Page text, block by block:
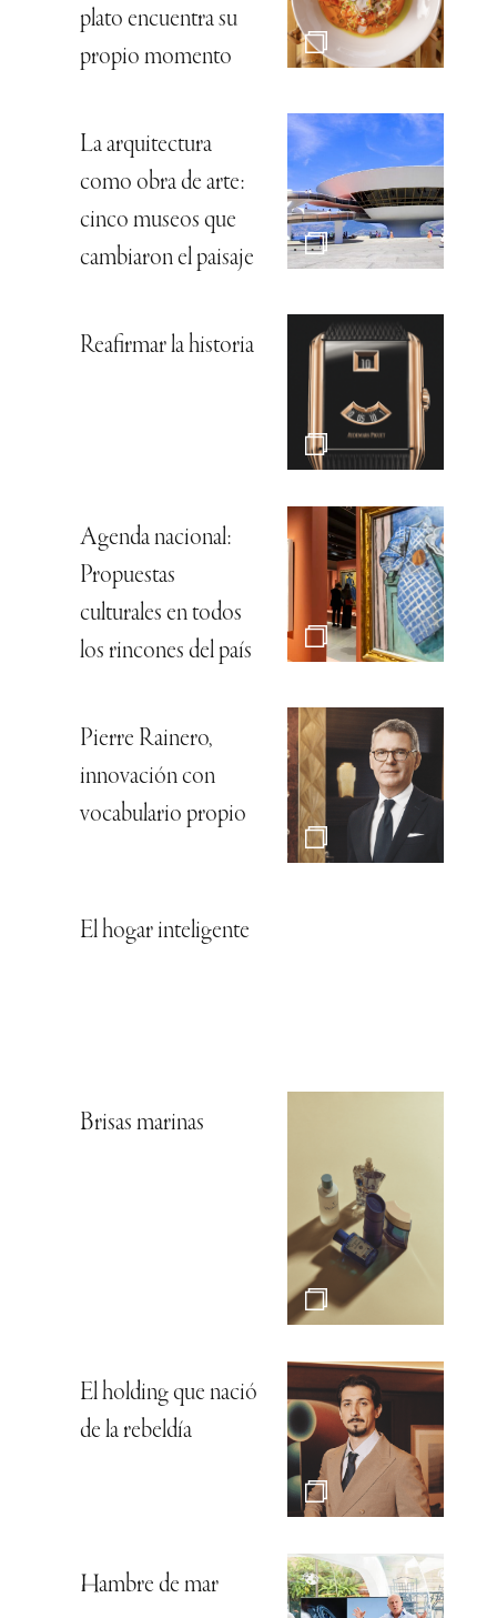
plato encuentra su
propio momento
La arquitectura
como obra de arte:
cinco museos que
cambiaron el paisaje
Reafirmar la historia
Agenda nacional:
Propuestas
culturales en todos
los rincones del país
Pierre Rainero,
innovación con
vocabulario propio
El hogar inteligente
Brisas marinas
El holding que nació
de la rebeldía
Hambre de mar